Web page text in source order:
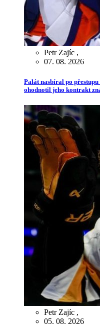
Petr Zajíc ,
07. 08. 2026
Palát nasbíral po
ohodnotil jeho kontrakt
Petr Zajíc ,
05. 08. 2026